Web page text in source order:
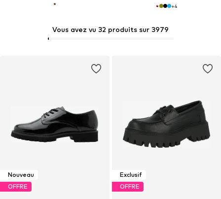
+4
Nouveau
OFFRE
Exclusif
OFFRE
Vous avez vu 32 produits sur 3979